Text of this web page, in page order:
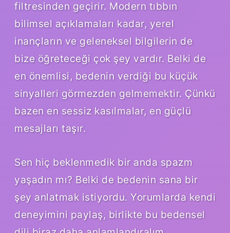
filtresinden geçirir. Modern tıbbın
bilimsel açıklamaları kadar, yerel
inançların ve geleneksel bilgilerin de
bize öğreteceği çok şey vardır. Belki de
en önemlisi, bedenin verdiği bu küçük
sinyalleri görmezden gelmemektir. Çünkü
bazen en sessiz kasılmalar, en güçlü
mesajları taşır.
Sen hiç beklenmedik bir anda spazm
yaşadın mı? Belki de bedenin sana bir
şey anlatmak istiyordu. Yorumlarda kendi
deneyimini paylaş, birlikte bu bedensel